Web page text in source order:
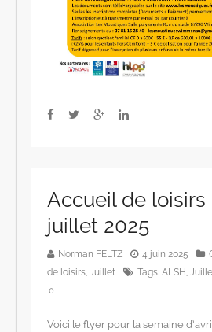
Accueil de loisirs
juillet 2025
Norman FELTZ 4 juin 2025
de loisirs,Juillet Tags:ALSH ,
0
Voici le flyer pour la semaine